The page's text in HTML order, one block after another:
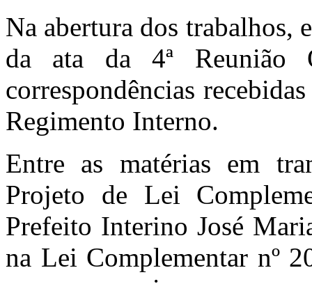
Na abertura dos trabalhos,
da ata da 4ª Reunião
correspondências
Regimento Interno.
Entre as matérias em
Projeto de Lei
Prefeito Interino José
na Lei Complementar nº